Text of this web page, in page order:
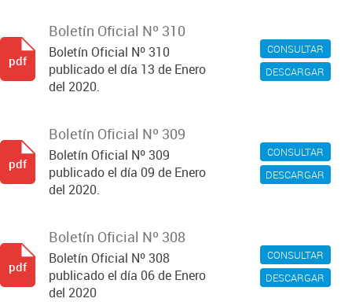
CONSULTAR
DESCARGAR
Boletín Oficial Nº 310
Boletín Oficial Nº 310
publicado el día 13 de Enero
del 2020.
pdf
CONSULTAR
DESCARGAR
Boletín Oficial Nº 309
Boletín Oficial Nº 309
publicado el día 09 de Enero
del 2020.
pdf
CONSULTAR
DESCARGAR
Boletín Oficial Nº 308
Boletín Oficial Nº 308
publicado el día 06 de Enero
del 2020
pdf